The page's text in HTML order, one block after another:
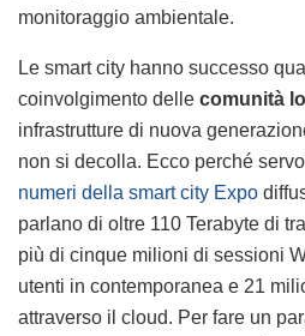
monitoraggio ambientale.
Le smart city hanno successo
coinvolgimento delle comunità
infrastrutture di nuova
non si decolla. Ecco perché
numeri della smart city Expo
parlano di oltre 110 Terabyte di
più di cinque milioni di sessioni
utenti in contemporanea e 21
attraverso il cloud. Per fare un